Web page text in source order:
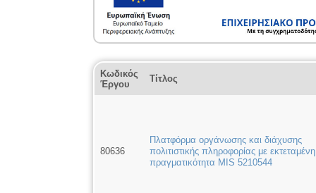
Κωδικός
Έργου
Τίτλος
80636
Πλατφόρμα οργάνωσης και διάχυσης
πολιτιστικής πληροφορίας με εκτεταμένη
πραγματικότητα MIS 5210544